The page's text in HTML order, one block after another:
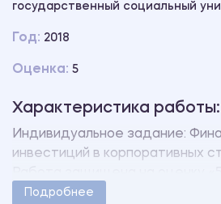
государственный социальный
Год: 2018
Оценка: 5
Характеристика работы:
Индивидуальное задание:
инвестиций в корпоративных
Уникальность свыше 40%.
Подробнее